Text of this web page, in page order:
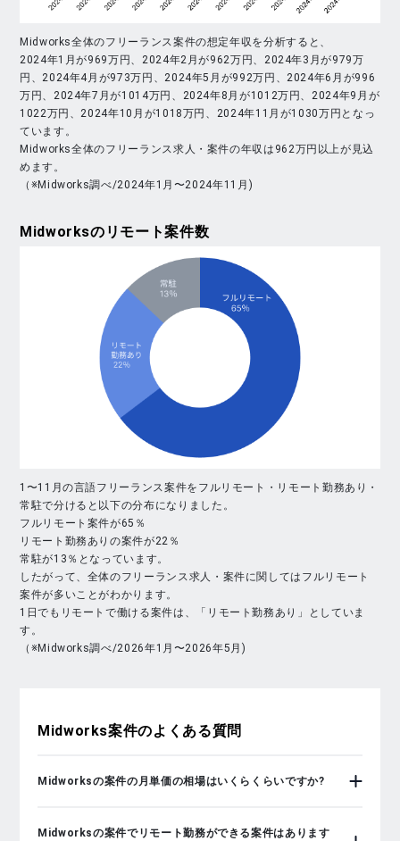
Midworks全体のフリーランス案件の想定年収を分析すると、
2024年1月が969万円、2024年2月が962万円、2024年3月が979万
円、2024年4月が973万円、2024年5月が992万円、2024年6月が996
万円、2024年7月が1014万円、2024年8月が1012万円、2024年9月が
1022万円、2024年10月が1018万円、2024年11月が1030万円となっ
ています。
Midworks全体のフリーランス求人・案件の年収は962万円以上が見込
めます。
（※Midworks調べ/2024年1月〜2024年11月)
Midworksのリモート案件数
1〜11月の言語フリーランス案件をフルリモート・リモート勤務あり・
常駐で分けると以下の分布になりました。
フルリモート案件が65％
リモート勤務ありの案件が22％
常駐が13％となっています。
したがって、全体のフリーランス求人・案件に関してはフルリモート
案件が多いことがわかります。
1日でもリモートで働ける案件は、「リモート勤務あり」としていま
す。
（※Midworks調べ/2026年1月〜2026年5月)
Midworks案件のよくある質問
Midworksの案件の月単価の相場はいくらくらいですか?
Midworksの案件でリモート勤務ができる案件はあります